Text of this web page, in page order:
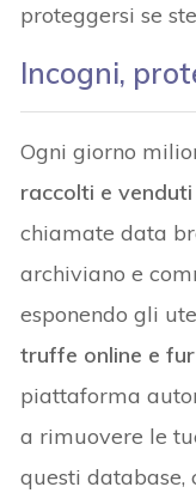
proteggersi se
Incogni,
Ogni giorno
raccolti e
chiamate data
archiviano e
esponendo gli
truffe online e
piattaforma
a rimuovere le
questi